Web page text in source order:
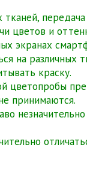
тканей,
цветов и
экранах
на различных
краску.
цветопробы
принимаются.